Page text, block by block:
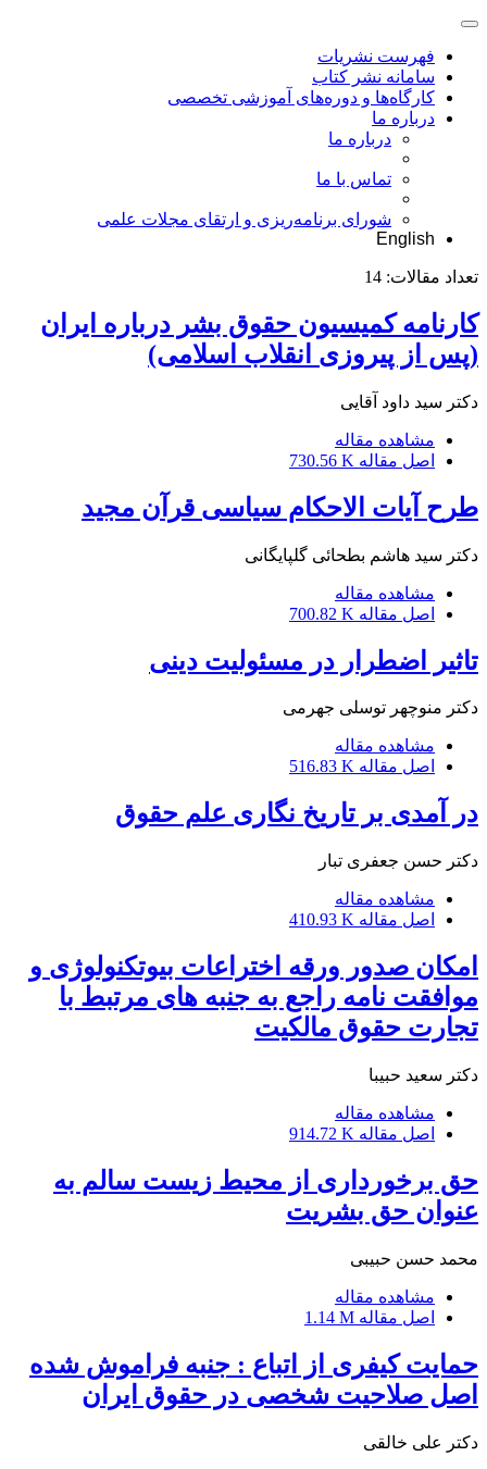
فهرست نشریات
سامانه نشر کتاب
کارگاه‌ها و دوره‌های آموزشی تخصصی
درباره ما
درباره ما
تماس با ما
شورای برنامه‌ریزی و ارتقای مجلات علمی
English
تعداد مقالات: 14
کارنامه کمیسیون حقوق بشر درباره ایران
(پس از پیروزی انقلاب اسلامی)
دکتر سید داود آقایی
مشاهده مقاله
اصل مقاله 730.56 K
طرح آیات الاحکام سیاسی قرآن مجید
دکتر سید هاشم بطحائی گلپایگانی
مشاهده مقاله
اصل مقاله 700.82 K
تاثیر اضطرار در مسئولیت دینی
دکتر منوچهر توسلی جهرمی
مشاهده مقاله
اصل مقاله 516.83 K
در آمدی بر تاریخ نگاری علم حقوق
دکتر حسن جعفری تبار
مشاهده مقاله
اصل مقاله 410.93 K
امکان صدور ورقه اختراعات بیوتکنولوژی و
موافقت نامه راجع به جنبه های مرتبط با
تجارت حقوق مالکیت
دکتر سعید حبیبا
مشاهده مقاله
اصل مقاله 914.72 K
حق برخورداری از محیط زیست سالم به
عنوان حق بشریت
محمد حسن حبیبی
مشاهده مقاله
اصل مقاله 1.14 M
حمایت کیفری از اتباع : جنبه فراموش شده
اصل صلاحیت شخصی در حقوق ایران
دکتر علی خالقی